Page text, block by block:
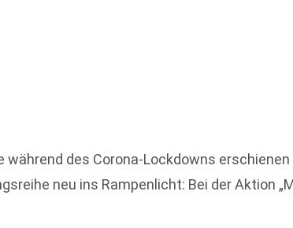
während des Corona-Lockdowns
neu ins Rampenlicht: Bei der Aktion